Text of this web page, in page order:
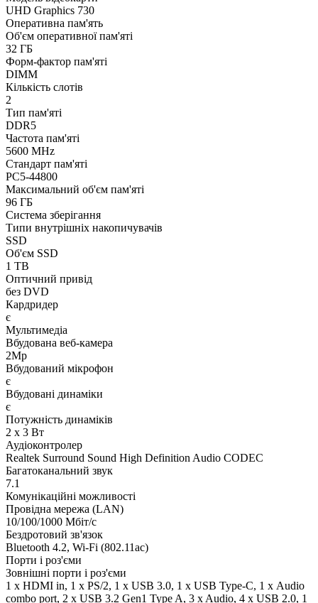
UHD Graphics 730
Оперативна пам'ять
Об'єм оперативної пам'яті
32 ГБ
Форм-фактор пам'яті
DIMM
Кількість слотів
2
Тип пам'яті
DDR5
Частота пам'яті
5600 MHz
Стандарт пам'яті
PC5-44800
Максимальний об'єм пам'яті
96 ГБ
Система зберігання
Типи внутрішніх накопичувачів
SSD
Об'єм SSD
1 TB
Оптичний привід
без DVD
Кардридер
є
Мультимедіа
Вбудована веб-камера
2Mp
Вбудований мікрофон
є
Вбудовані динаміки
є
Потужність динаміків
2 x 3 Вт
Аудіоконтролер
Realtek Surround Sound High Definition Audio CODEC
Багатоканальний звук
7.1
Комунікаційні можливості
Провідна мережа (LAN)
10/100/1000 Мбіт/с
Бездротовий зв'язок
Bluetooth 4.2, Wi-Fi (802.11ac)
Порти і роз'єми
Зовнішні порти і роз'єми
1 x HDMI in, 1 x PS/2, 1 x USB 3.0, 1 x USB Type-C, 1 х Audio
combo port, 2 x USB 3.2 Gen1 Type A, 3 x Audio, 4 x USB 2.0, 1